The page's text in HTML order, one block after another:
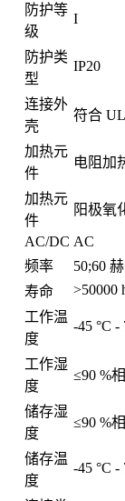
防护等
级
I
防护类
型
IP20
连接外
壳
符合
加热元
件
电阻加
加热元
件
阳极氧
AC/DC AC
频率
50;60
寿命
>50000
工作温
度
-45 °C -
工作湿
度
≤90 %
储存湿
度
≤90 %
储存温
度
-45 °C -